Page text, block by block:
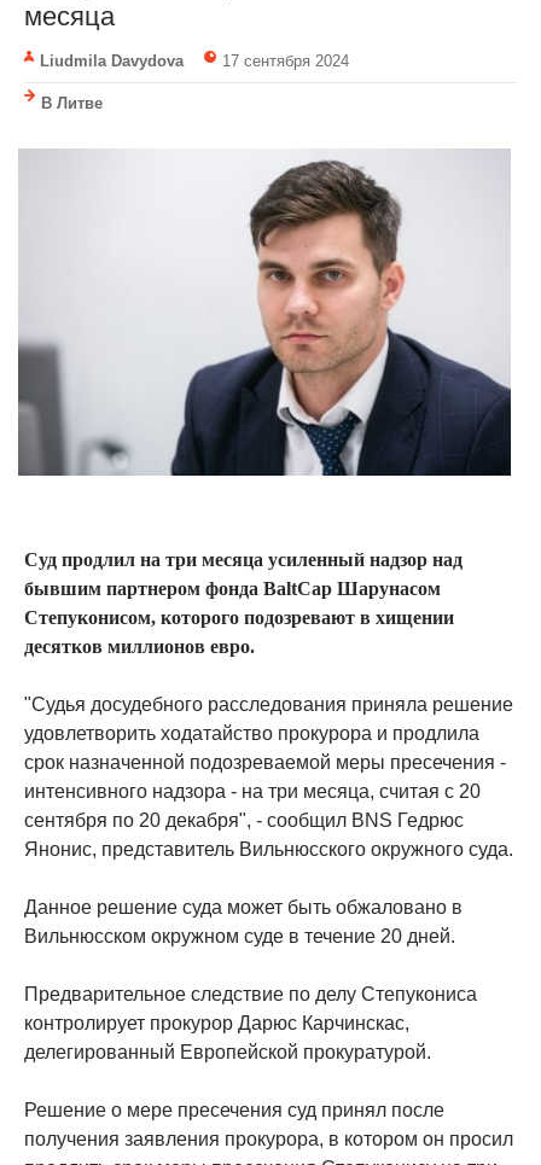
месяца
Liudmila Davydova 17 сентября 2024
В Литве
Суд продлил на три месяца усиленный надзор над
бывшим партнером фонда BaltCap Шарунасом
Степуконисом, которого подозревают в хищении
десятков миллионов евро.
"Судья досудебного расследования приняла решение
удовлетворить ходатайство прокурора и продлила
срок назначенной подозреваемой меры пресечения -
интенсивного надзора - на три месяца, считая с 20
сентября по 20 декабря", - сообщил BNS Гедрюс
Янонис, представитель Вильнюсского окружного суда.
Данное решение суда может быть обжаловано в
Вильнюсском окружном суде в течение 20 дней.
Предварительное следствие по делу Степукониса
контролирует прокурор Дарюс Карчинскас,
делегированный Европейской прокуратурой.
Решение о мере пресечения суд принял после
получения заявления прокурора, в котором он просил